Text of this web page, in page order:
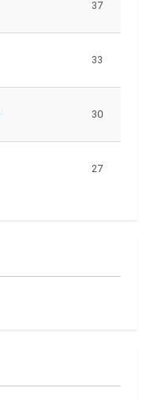
37
33
30
27